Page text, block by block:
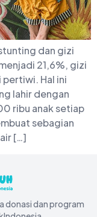
dan gizi
21,6%, gizi
Hal ini
lahir dengan
ribu anak setiap
sebagian
[…]
donasi dan program